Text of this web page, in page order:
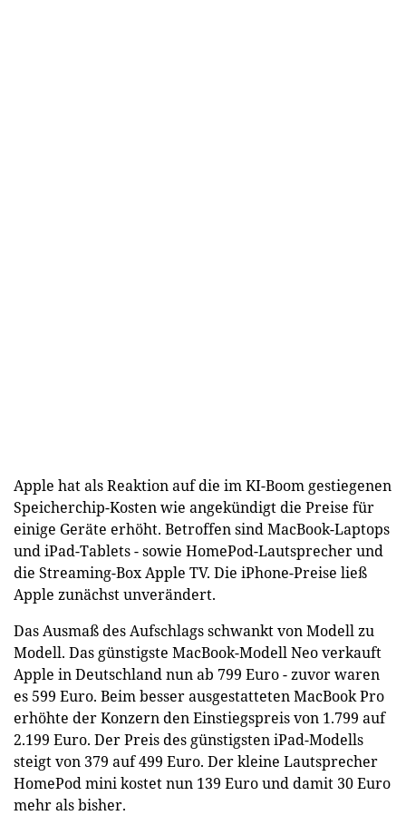
Apple hat als Reaktion auf die im KI-Boom gestiegenen
Speicherchip-Kosten wie angekündigt die Preise für
einige Geräte erhöht. Betroffen sind MacBook-Laptops
und iPad-Tablets - sowie HomePod-Lautsprecher und
die Streaming-Box Apple TV. Die iPhone-Preise ließ
Apple zunächst unverändert.
Das Ausmaß des Aufschlags schwankt von Modell zu
Modell. Das günstigste MacBook-Modell Neo verkauft
Apple in Deutschland nun ab 799 Euro - zuvor waren
es 599 Euro. Beim besser ausgestatteten MacBook Pro
erhöhte der Konzern den Einstiegspreis von 1.799 auf
2.199 Euro. Der Preis des günstigsten iPad-Modells
steigt von 379 auf 499 Euro. Der kleine Lautsprecher
HomePod mini kostet nun 139 Euro und damit 30 Euro
mehr als bisher.